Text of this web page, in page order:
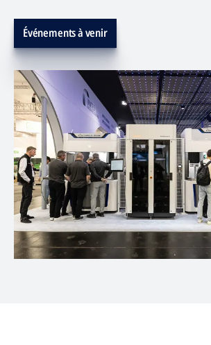
Événements à venir